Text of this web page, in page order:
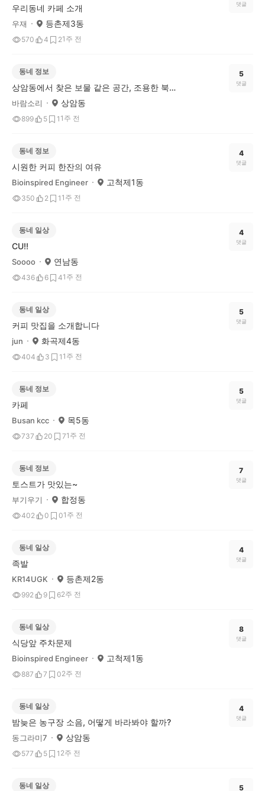
우리동네 카페 소개
우재 등촌제3동
570 4 21주 전
댓글
동네 정보
상암동에서 찾은 보물 같은 공간, 조용한 북카페산책
바람소리 상암동
899 5 1 1주 전
5
댓글
동네 정보
시원한 커피 한잔의 여유
Bioinspired Engineer 고척제1동
350 2 1 1주 전
4
댓글
동네 일상
CU!!
Soooo 연남동
436 6 41주 전
4
댓글
동네 일상
커피 맛집을 소개합니다
jun 화곡제4동
404 3 1 1주 전
5
댓글
동네 정보
카페
Busan kcc 목5동
737 20 71주 전
5
댓글
동네 정보
토스트가 맛있는~
부기우기 합정동
402 0 01주 전
7
댓글
동네 일상
족발
KR14UGK 등촌제2동
992 9 62주 전
4
댓글
동네 일상
식당앞 주차문제
Bioinspired Engineer 고척제1동
887 7 02주 전
8
댓글
동네 일상
밤늦은 농구장 소음, 어떻게 바라봐야 할까?
동그라미7 상암동
577 5 1 2주 전
4
댓글
동네 일상 5